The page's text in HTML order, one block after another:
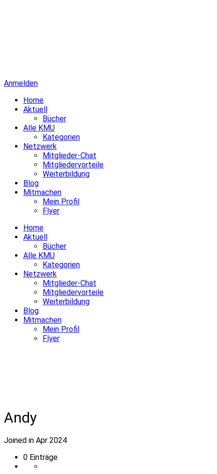
Anmelden
Home
Aktuell
Bücher
Alle KMU
Kategorien
Netzwerk
Mitglieder-Chat
Mitgliedervorteile
Weiterbildung
Blog
Mitmachen
Mein Profil
Flyer
Home
Aktuell
Bücher
Alle KMU
Kategorien
Netzwerk
Mitglieder-Chat
Mitgliedervorteile
Weiterbildung
Blog
Mitmachen
Mein Profil
Flyer
Andy
Joined in Apr 2024
0 Einträge